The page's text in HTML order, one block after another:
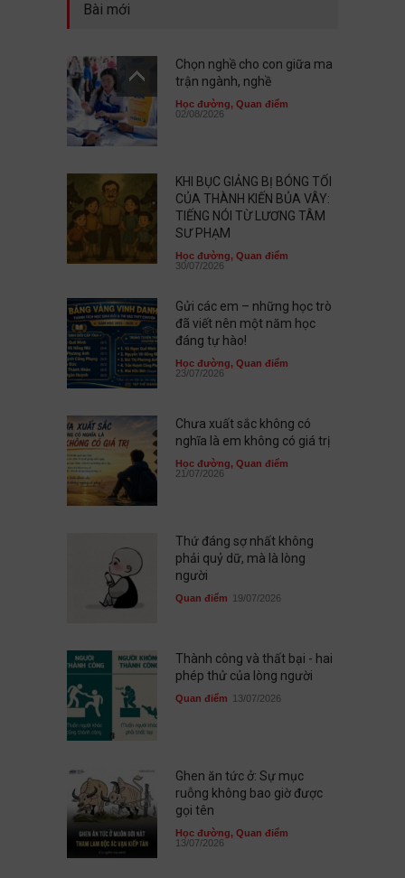
Bài mới
Chọn nghề cho con giữa ma
trận ngành, nghề
Học đường, Quan điểm
02/08/2026
KHI BỤC GIẢNG BỊ BÓNG TỐI
CỦA THÀNH KIẾN BỦA VÂY:
TIẾNG NÓI TỪ LƯƠNG TÂM
SƯ PHẠM
Học đường, Quan điểm
30/07/2026
Gửi các em – những học trò
đã viết nên một năm học
đáng tự hào!
Học đường, Quan điểm
23/07/2026
Chưa xuất sắc không có
nghĩa là em không có giá trị
Học đường, Quan điểm
21/07/2026
Thứ đáng sợ nhất không
phải quỷ dữ, mà là lòng
người
Quan điểm 19/07/2026
Thành công và thất bại - hai
phép thử của lòng người
Quan điểm 13/07/2026
Ghen ăn tức ở: Sự mục
ruỗng không bao giờ được
gọi tên
Học đường, Quan điểm
13/07/2026